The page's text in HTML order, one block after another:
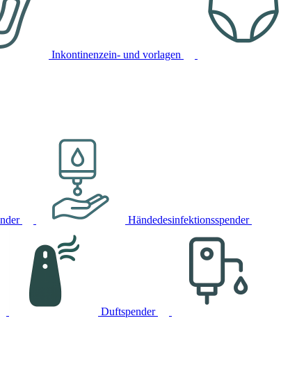
Inkontinenzein- und vorlagen
Händedesinfektionsspender
Duftspender